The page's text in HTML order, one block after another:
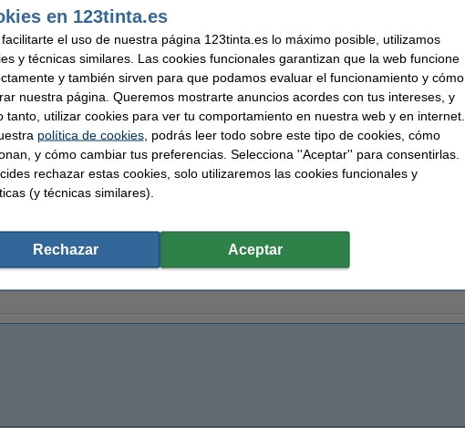
Lápices y accesorios
en 123tinta.es
el uso de nuestra página 123tinta.es lo máximo posible, utilizamos
y técnicas similares. Las cookies funcionales garantizan que la web funcione
y también sirven para que podamos evaluar el funcionamiento y cómo
nuestra página. Queremos mostrarte anuncios acordes con tus intereses, y
tanto, utilizar cookies para ver tu comportamiento en nuestra web y en internet.
política de cookies, podrás leer todo sobre este tipo de cookies, cómo
y cómo cambiar tus preferencias. Selecciona ''Aceptar'' para consentirlas.
rechazar estas cookies, solo utilizaremos las cookies funcionales y
(y técnicas similares).
Rechazar Aceptar